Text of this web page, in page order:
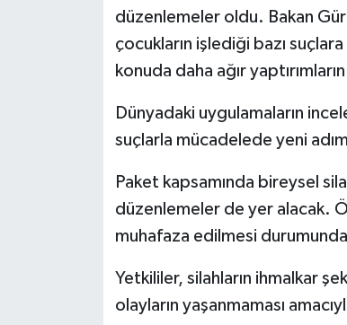
düzenlemeler oldu. Bakan
çocukların işlediği bazı
konuda daha ağır
Dünyadaki uygulamaların
suçlarla mücadelede yeni
Paket kapsamında bireysel
düzenlemeler de yer alacak.
muhafaza edilmesi durumunda
Yetkililer, silahların ihmalkar
olayların yaşanmaması